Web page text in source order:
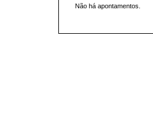
Não há apontamentos.